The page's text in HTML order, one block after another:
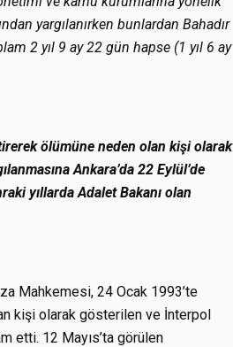
yargılanırken bunlardan Bahadır
2 yıl 9 ay 22 gün hapse (1 yıl 6 ay
ölümüne neden olan kişi olarak
Ankara’da 22 Eylül’de
yıllarda Adalet Bakanı olan
Mahkemesi, 24 Ocak 1993’te
kişi olarak gösterilen ve İnterpol
etti. 12 Mayıs’ta görülen